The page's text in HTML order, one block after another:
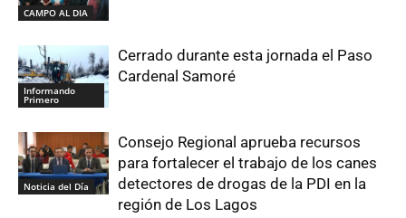
CAMPO AL DIA
Informando
Primero
Cerrado durante esta jornada el Paso
Cardenal Samoré
Noticia del Día
Consejo Regional aprueba recursos
para fortalecer el trabajo de los canes
detectores de drogas de la PDI en la
región de Los Lagos